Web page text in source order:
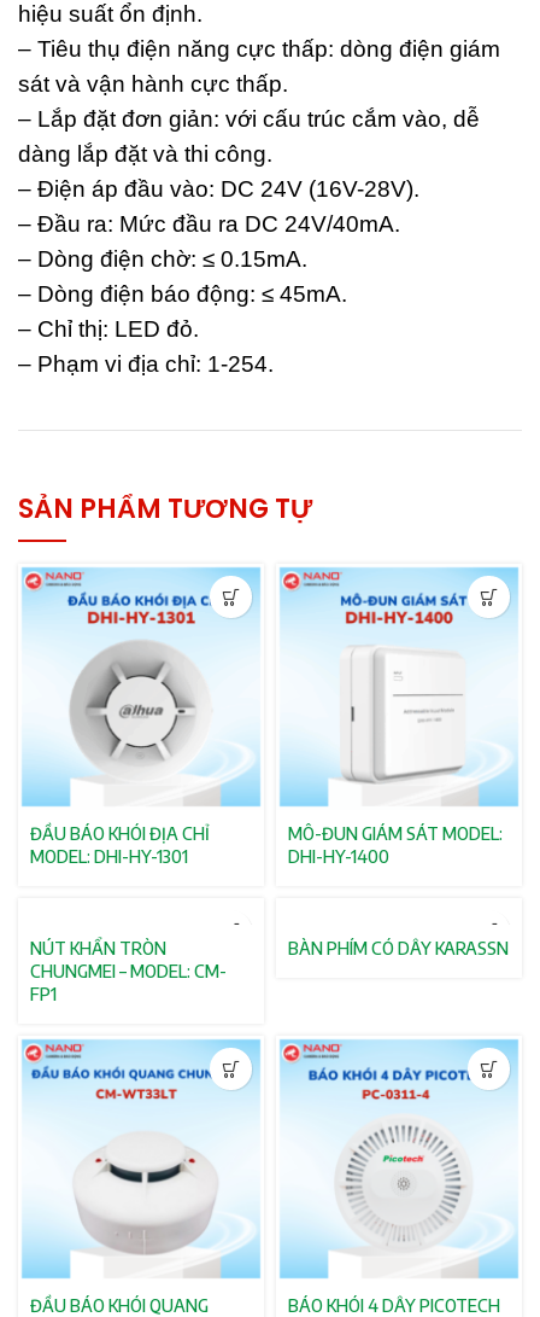
hiệu suất ổn định.
– Tiêu thụ điện năng cực thấp: dòng điện giám
sát và vận hành cực thấp.
– Lắp đặt đơn giản: với cấu trúc cắm vào, dễ
dàng lắp đặt và thi công.
– Điện áp đầu vào: DC 24V (16V-28V).
– Đầu ra: Mức đầu ra DC 24V/40mA.
– Dòng điện chờ: ≤ 0.15mA.
– Dòng điện báo động: ≤ 45mA.
– Chỉ thị: LED đỏ.
– Phạm vi địa chỉ: 1-254.
SẢN PHẨM TƯƠNG TỰ
ĐẦU BÁO KHÓI ĐỊA CHỈ
MODEL: DHI-HY-1301
MÔ-ĐUN GIÁM SÁT MODEL:
DHI-HY-1400
NÚT KHẨN TRÒN
CHUNGMEI – MODEL: CM-
FP1
BÀN PHÍM CÓ DÂY KARASSN
ĐẦU BÁO KHÓI QUANG
BÁO KHÓI 4 DÂY PICOTECH